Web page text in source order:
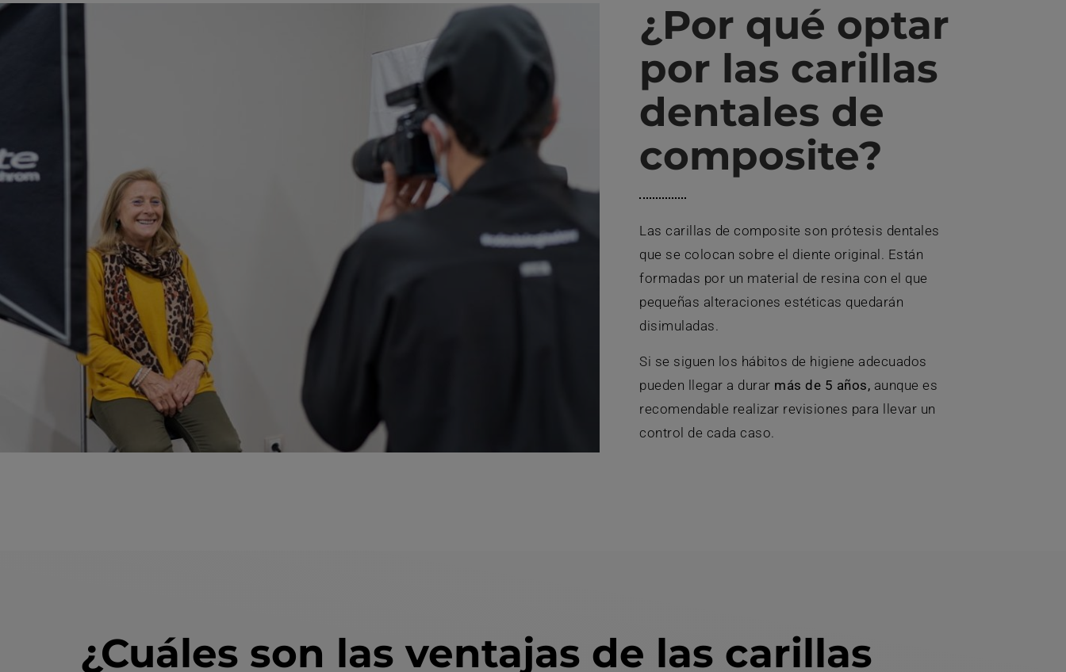
¿Por qué optar
por las carillas
dentales de
composite?
Las carillas de composite son prótesis dentales
que se colocan sobre el diente original. Están
formadas por un material de resina con el que
pequeñas alteraciones estéticas quedarán
disimuladas.
Si se siguen los hábitos de higiene adecuados
pueden llegar a durar más de 5 años, aunque es
recomendable realizar revisiones para llevar un
control de cada caso.
¿Cuáles son las ventajas de las carillas